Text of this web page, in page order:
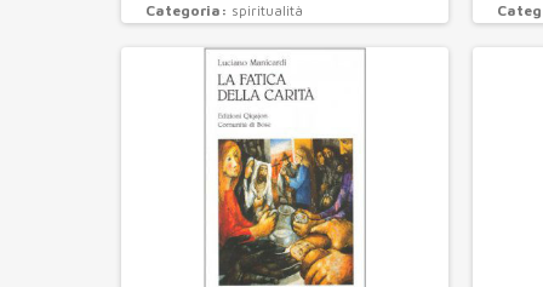
Categoria: spiritualità